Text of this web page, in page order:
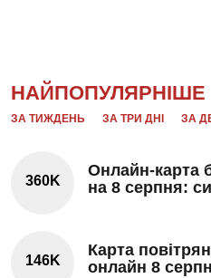
НАЙПОПУЛЯРНІШЕ
ЗА ТИЖДЕНЬ ЗА ТРИ ДНІ ЗА
360K
Онлайн-карта
на 8 серпня:
146K
Карта
онлайн 8